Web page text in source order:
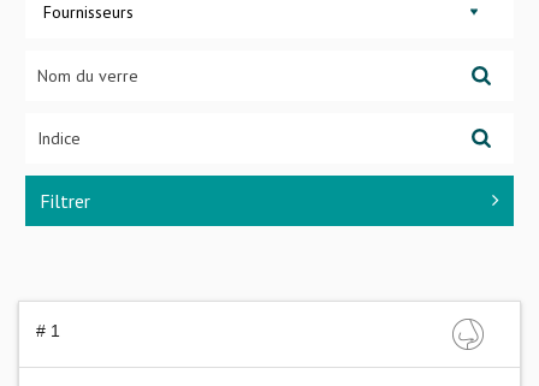
Fournisseurs
Filtrer
# 1